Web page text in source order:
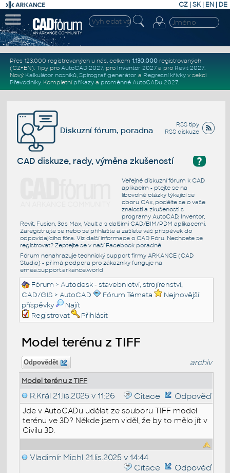
CZ | SK| EN | DE
Přes 123.000 registrovaných u nás, celkem 1.130.000registrovaných
(CZ+EN). Tipy pro AutoCAD 2027, pro Inventor 2027a pro Revit 2027.
Nový Kalkulátor nosníků, Spirograf generátor a Regresní křivkyv sekci
Převodníky. Kompletní příkazya proměnné AutoCADu 2027.
RSS tipy
RSS diskuze
Diskuzní fórum, poradna
?
CAD diskuze, rady, výměna zkušeností
Veřejné diskuzní fórum k CAD
aplikacím - ptejte se na
libovolné otázky týkající se
oboru CAx, podělte se o vaše
znalosti a zkušenosti s
programy AutoCAD, Inventor,
Revit, Fusion, 3ds Max, Vault a s dalšími CAD/BIM/PDM aplikacemi.
Zaregistrujte se nebo se přihlašte a zašlete váš příspěvek do
odpovídajícího fóra. Viz další informace o CAD Fóru. Nechcete se
registrovat? Zeptejte se v naší Facebook poradně.
Fórum nenahrazuje technický support firmy ARKANCE (CAD
Studio) - přímá podpora pro zákazníky funguje na
emea.support.arkance.world
Fórum >Autodesk - stavebnictví, strojírenství,
CAD/GIS >AutoCAD Fórum Témata
Nejnovější
příspěvky
Najít
Registrovat
Přihlásit
Model terénu z TIFF
Odpovědět archiv
Model terénu z TIFF
R.Král 21.lis.2025 v 11:26 Citace Odpověď
Jde v AutoCADu udělat ze souboru TIFF model
terénu ve 3D? Někde jsem viděl, že by to mělo jít v
Civilu 3D.
Vladimír Michl 21.lis.2025 v 14:44
Citace
Odpověď